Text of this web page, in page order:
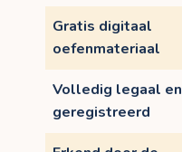
Gratis digitaal
oefenmateriaal
Volledig legaal en
geregistreerd